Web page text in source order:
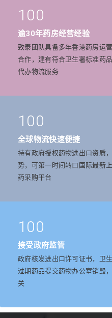
100
逾30年药房经营经验
致泰团队具备多年香港药房运
合作，建有符合卫生署标准药
代办物流服务
100
全球物流快速便捷
持有政府授权药物进出口资质
势，可第一时间转口国际最新
药采购平台
100
接受政府监管
政府核发进出口许可证书，卫
过期药品提交药物办公室销毁
关